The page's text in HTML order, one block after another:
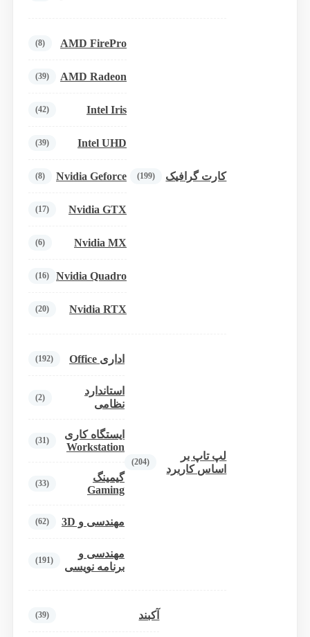
کارت گرافیک (199)
AMD FirePro
(8)
AMD Radeon
(39)
Intel Iris
(42)
Intel UHD
(39)
Nvidia Geforce
(8)
Nvidia GTX
(17)
Nvidia MX
(6)
Nvidia Quadro
(16)
Nvidia RTX
(20)
لپ تاپ بر
اساس کاربرد
(204)
اداری Office (192)
استاندارد
نظامی
(2)
ایستگاه کاری
Workstation
(31)
گیمینگ
Gaming
(33)
مهندسی و 3D (62)
مهندسی و
برنامه نویسی
(191)
آکبند (39)